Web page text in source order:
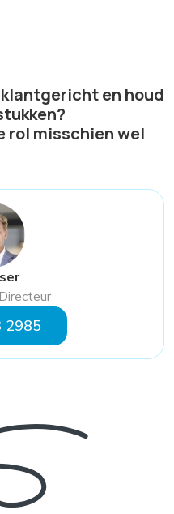
en houd
rol misschien wel
2985